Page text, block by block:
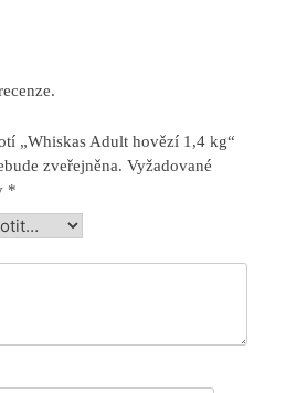
„Whiskas Adult hovězí 1,4 kg“
zveřejněna. Vyžadované
*